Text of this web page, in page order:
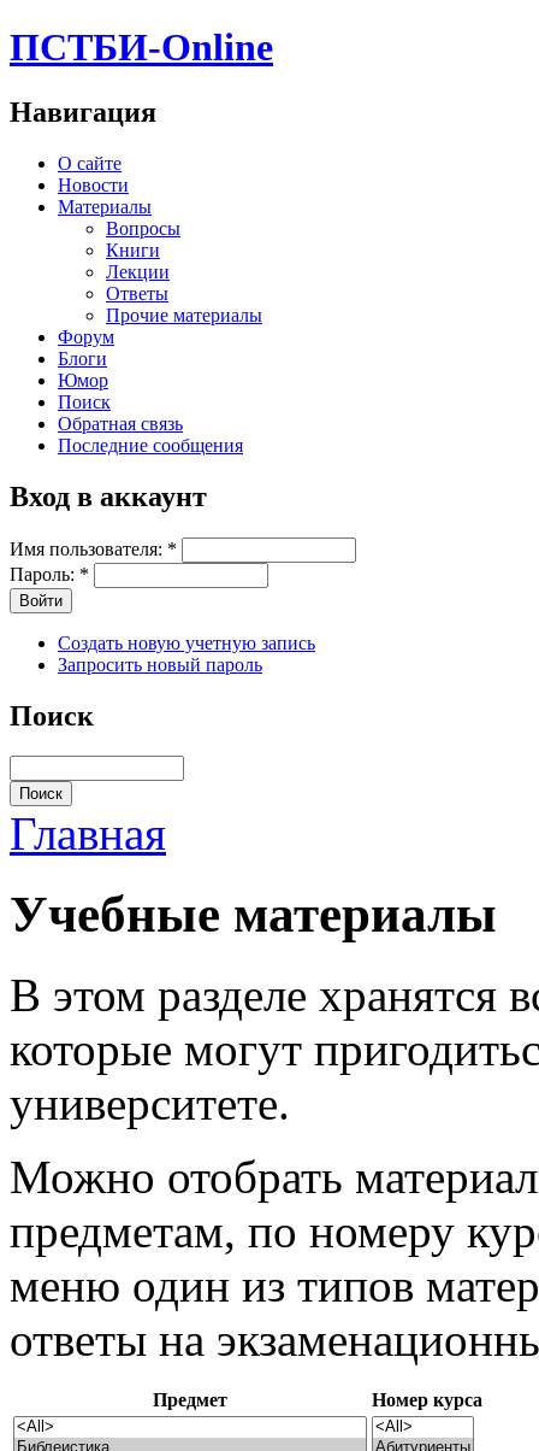
ПСТБИ-Online
Навигация
О сайте
Новости
Материалы
Вопросы
Книги
Лекции
Ответы
Прочие материалы
Форум
Блоги
Юмор
Поиск
Обратная связь
Последние сообщения
Вход в аккаунт
Имя пользователя: *
Пароль: *
Создать новую учетную запись
Запросить новый пароль
Поиск
Главная
Учебные материалы
В этом разделе хранятся
которые могут
университете.
Можно отобрать
предметам, по номеру
меню один из типов
ответы на
Предмет Номер курса